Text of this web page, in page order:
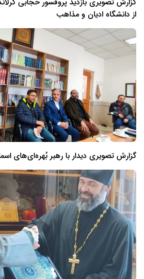
از دانشگاه ادیان و مذاهب
گزارش تصویری دیدار با رهبر بُهره‌ای‌های